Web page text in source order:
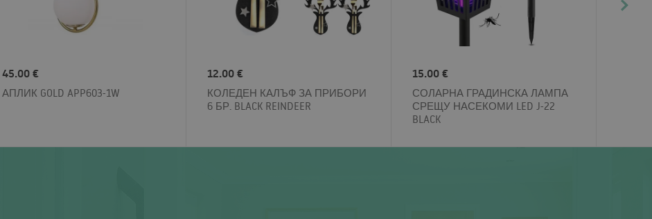
45.00 €
АПЛИК GOLD APP603-1W
12.00 €
КОЛЕДЕН КАЛЪФ ЗА ПРИБОРИ
6 БР. BLACK REINDEER
15.00 €
СОЛАРНА ГРАДИНСКА ЛАМПА
СРЕЩУ НАСЕКОМИ LED J-22
BLACK